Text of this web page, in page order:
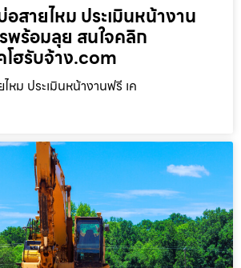
สายไหม ประเมินหน้างาน
พร้อมลุย สนใจคลิก
ฮรับจ้าง.com
หม ประเมินหน้างานฟรี เค